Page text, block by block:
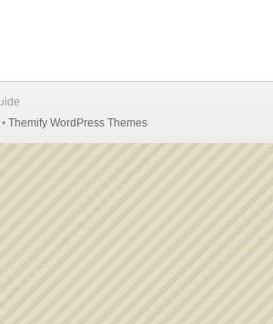
• Themify WordPress Themes